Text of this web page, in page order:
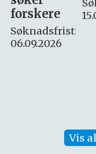
Søknadsfrist:
15.09.2026
Vis